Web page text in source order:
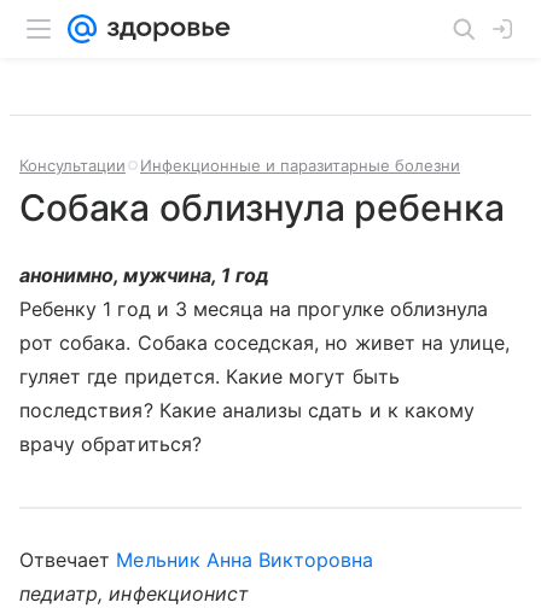
Консультации Инфекционные и паразитарные болезни
Собака облизнула ребенка
анонимно, мужчина, 1 год
Ребенку 1 год и 3 месяца на прогулке облизнула
рот собака. Собака соседская, но живет на улице,
гуляет где придется. Какие могут быть
последствия? Какие анализы сдать и к какому
врачу обратиться?
Отвечает Мельник Анна Викторовна
педиатр, инфекционист